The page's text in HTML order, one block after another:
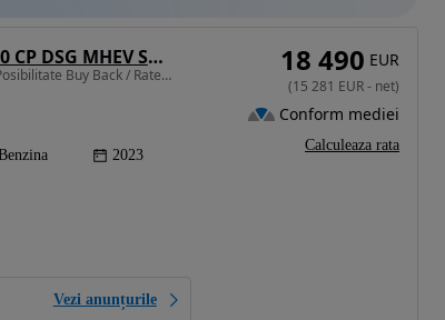
Skoda Superb 1.5 TSI 150 CP DSG MHEV Selection
1498 cm3 • 150 CP • Automata - Posibilitate Buy Back / Rate Avans 0% / Garantie 36 Luni
2023
Vezi anunțurile
18 490 EUR
(15 281 EUR- net)
Conform mediei
Calculeaza rata